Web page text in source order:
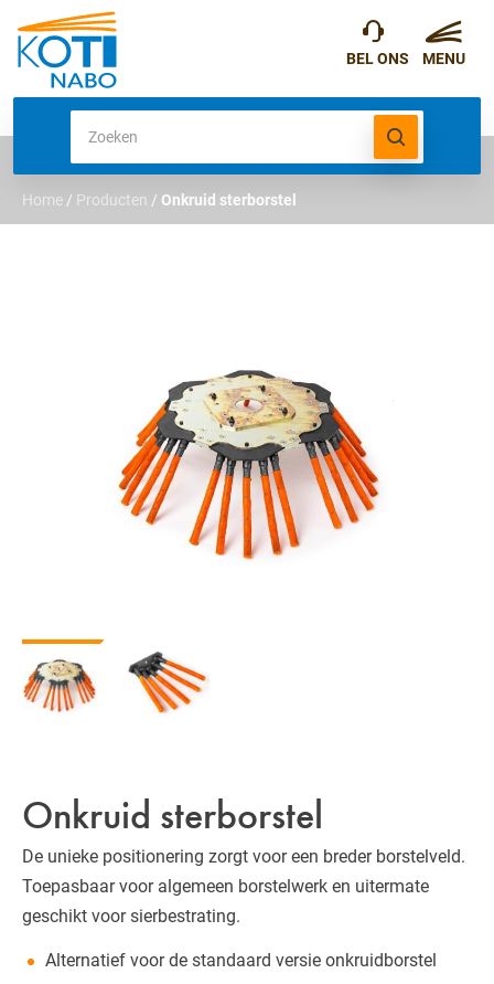
Home / Producten / Onkruid sterborstel
Onkruid sterborstel
De unieke positionering zorgt voor een breder borstelveld.
Toepasbaar voor algemeen borstelwerk en uitermate
geschikt voor sierbestrating.
Alternatief voor de standaard versie onkruidborstel